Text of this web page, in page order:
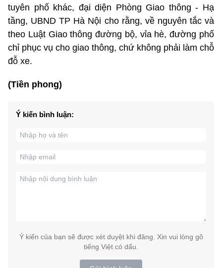
tuyên phố khác, đại diện Phòng Giao thông - Hạ
tầng, UBND TP Hà Nội cho rằng, về nguyên tắc và
theo Luật Giao thông đường bộ, vỉa hè, đường phố
chỉ phục vụ cho giao thông, chứ không phải làm chỗ
đỗ xe.
(Tiền phong)
Ý kiến bình luận:
Ý kiến của bạn sẽ được xét duyệt khi đăng. Xin vui lòng gõ
tiếng Việt có dấu.